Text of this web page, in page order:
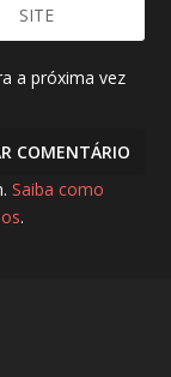
a próxima vez
Saiba como
.